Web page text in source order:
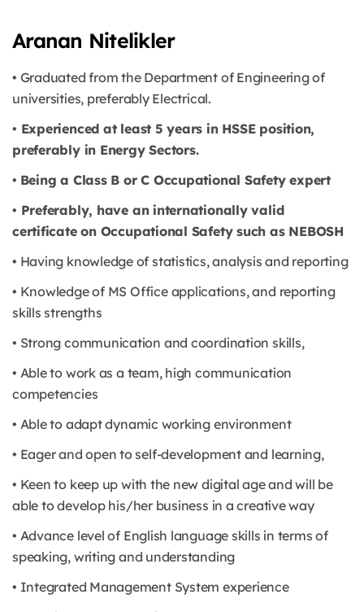
Aranan Nitelikler
• Graduated from the Department of Engineering of
universities, preferably Electrical.
• Experienced at least 5 years in HSSE position,
preferably in Energy Sectors.
• Being a Class B or C Occupational Safety expert
• Preferably, have an internationally valid
certificate on Occupational Safety such as NEBOSH
• Having knowledge of statistics, analysis and reporting
• Knowledge of MS Office applications, and reporting
skills strengths
• Strong communication and coordination skills,
• Able to work as a team, high communication
competencies
• Able to adapt dynamic working environment
• Eager and open to self-development and learning,
• Keen to keep up with the new digital age and will be
able to develop his/her business in a creative way
• Advance level of English language skills in terms of
speaking, writing and understanding
• Integrated Management System experience